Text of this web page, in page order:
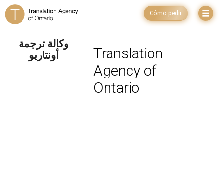
Cómo pedir
وكالة ترجمة
أونتاريو
Translation
Agency of
Ontario